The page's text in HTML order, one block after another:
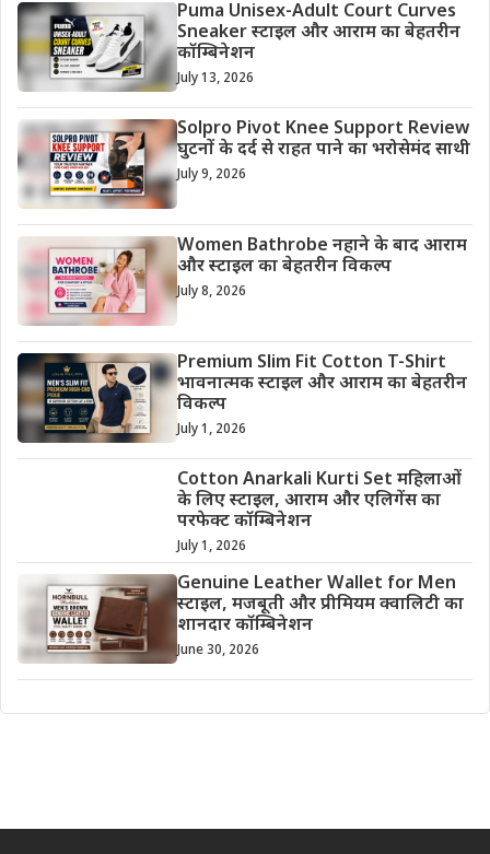
Puma Unisex-Adult Court Curves
Sneaker स्टाइल और आराम का बेहतरीन
कॉम्बिनेशन
July 13, 2026
Solpro Pivot Knee Support Review
घुटनों के दर्द से राहत पाने का भरोसेमंद साथी
July 9, 2026
Women Bathrobe नहाने के बाद आराम
और स्टाइल का बेहतरीन विकल्प
July 8, 2026
Premium Slim Fit Cotton T-Shirt
भावनात्मक स्टाइल और आराम का बेहतरीन
विकल्प
July 1, 2026
Cotton Anarkali Kurti Set महिलाओं
के लिए स्टाइल, आराम और एलिगेंस का
परफेक्ट कॉम्बिनेशन
July 1, 2026
Genuine Leather Wallet for Men
स्टाइल, मजबूती और प्रीमियम क्वालिटी का
शानदार कॉम्बिनेशन
June 30, 2026